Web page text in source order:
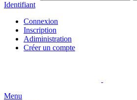
Identifiant
Connexion
Inscription
Adiministration
Créer un compte
Menu